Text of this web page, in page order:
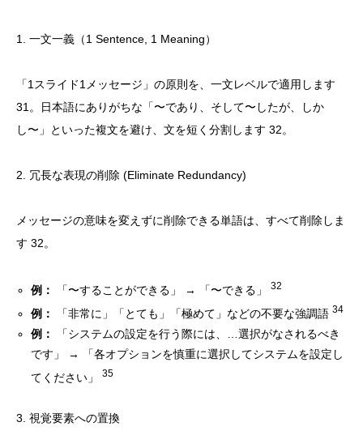
1. 一文一義（1 Sentence, 1 Meaning）
「1スライド1メッセージ」の原則を、一文レベルで適用します
31。日本語にありがちな「〜であり、そして〜したが、しか
し〜」といった複文を避け、文を短く分割します 32。
2. 冗長な表現の削除 (Eliminate Redundancy)
メッセージの意味を変えずに削除できる単語は、すべて削除しま
す 32。
例： 「〜することができる」 → 「〜できる」32
例： 「非常に」「とても」「極めて」などの不要な強調語34
例：
「システムの設定を行う際には、…選択がなされるべき
です」 → 「各オプションを慎重に選択してシステムを設定し
てください」35
3. 視覚要素への置換